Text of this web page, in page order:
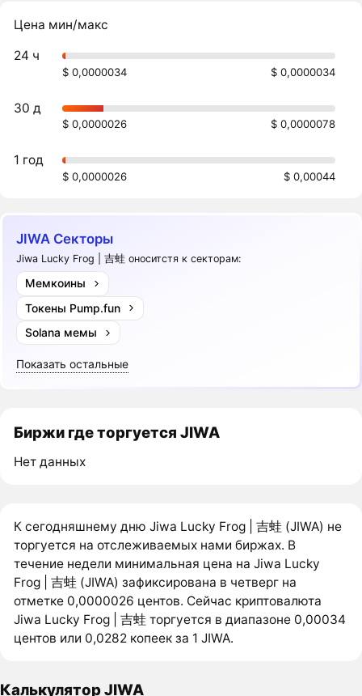
Цена мин/макс
24 ч
$ 0,0000034 $ 0,0000034
30 д
$ 0,0000026 $ 0,0000078
1 год
$ 0,0000026 $ 0,00044
JIWA Секторы
Jiwa Lucky Frog | 吉蛙 оноситстя к секторам:
Мемкоины
Токены Pump.fun
Solana мемы
Показать остальные
Биржи где торгуется JIWA
Нет данных
К сегодняшнему дню Jiwa Lucky Frog | 吉蛙 (JIWA) не
торгуется на отслеживаемых нами биржах. В
течение недели минимальная цена на Jiwa Lucky
Frog | 吉蛙 (JIWA) зафиксирована в четверг на
отметке 0,0000026 центов. Сейчас криптовалюта
Jiwa Lucky Frog | 吉蛙 торгуется в диапазоне 0,00034
центов или 0,0282 копеек за 1 JIWA.
Калькулятор JIWA